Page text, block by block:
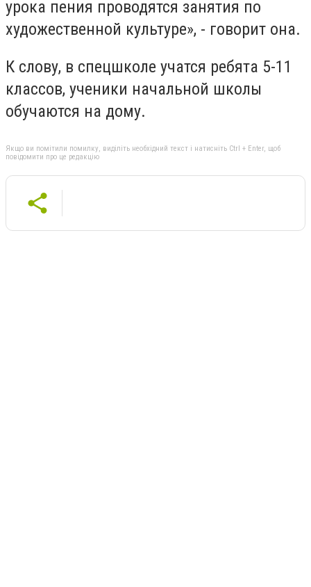
урока пения проводятся занятия по
художественной культуре», - говорит она.
К слову, в спецшколе учатся ребята 5-11
классов, ученики начальной школы
обучаются на дому.
Якщо ви помітили помилку, виділіть необхідний текст і натисніть Ctrl + Enter, щоб
повідомити про це редакцію